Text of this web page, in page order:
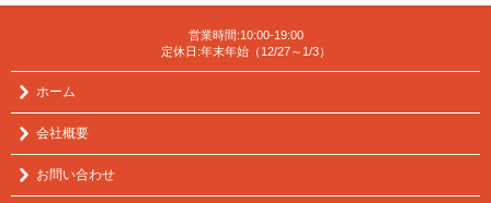
営業時間:10:00-19:00
定休日:年末年始（12/27～1/3）
ホーム
会社概要
お問い合わせ